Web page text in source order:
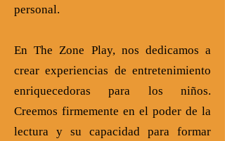
personal.
En The Zone Play, nos dedicamos a
crear experiencias de entretenimiento
enriquecedoras para los niños.
Creemos firmemente en el poder de la
lectura y su capacidad para formar